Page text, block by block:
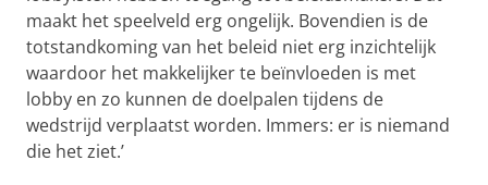
maakt het speelveld erg ongelijk. Bovendien is de
totstandkoming van het beleid niet erg inzichtelijk
waardoor het makkelijker te beïnvloeden is met
lobby en zo kunnen de doelpalen tijdens de
wedstrijd verplaatst worden. Immers: er is niemand
die het ziet.’